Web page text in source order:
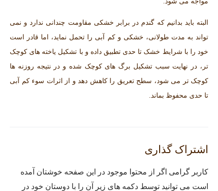
البته باید بدانیم که گندم در برابر خشکی مقاومت چندانی ندارد و نمی‌
تواند به مدت طولانی، خشکی و کم ‌آبی را تحمل نماید، اما قادر است
خود را با شرایط خشک تا حدی تطبیق داده و با تشکیل یاخته‌ های کوچک‌
تر، در نهایت سبب تشکیل برگ‌ های کوچک شده و در نتیجه روزنه‌ ها
کوچک‌ تر می‌ شود، سطح تعریق را کاهش دهد و از اثرات سوء کم ‌آبی
تا حدی محفوظ بماند.
اشتراک گذاری
کاربر گرامی اگر از محتوا موجود در این صفحه خوشتان آمده
است می توانید توسط دکمه های زیر آن را با دوستان خود در